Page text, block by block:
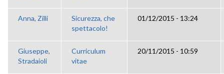
Anna, Zilli
Sicurezza, che
spettacolo!
01/12/2015 - 13:24
Giuseppe,
Stradaioli
Curriculum
vitae
20/11/2015 - 10:59